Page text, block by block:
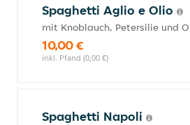
Spaghetti Aglio e Olio
mit Knoblauch, Petersilie und
10,00 €
inkl. Pfand (0,00 €)
Spaghetti Napoli